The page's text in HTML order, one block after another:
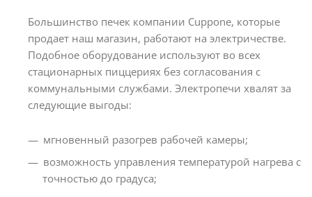
Большинство печек компании Cuppone, которые
продает наш магазин, работают на электричестве.
Подобное оборудование используют во всех
стационарных пиццериях без согласования с
коммунальными службами. Электропечи хвалят за
следующие выгоды:
мгновенный разогрев рабочей камеры;
возможность управления температурой нагрева с
точностью до градуса;